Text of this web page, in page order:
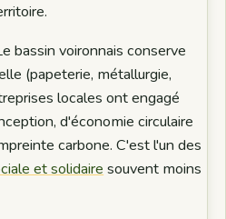
bassin voironnais conserve
(papeterie, métallurgie,
locales ont engagé
d'économie circulaire
carbone. C'est l'un des
et solidaire souvent moins